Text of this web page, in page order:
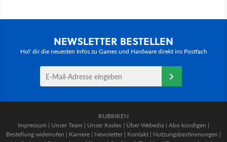
NEWSLETTER BESTELLEN
Hol' dir die neuesten Infos zu Games und Hardware direkt ins Postfach
RUBRIKEN
Impressum | Unser Team | Unser Kodex | Über Webedia | Abo kündigen |
Bestellung widerrufen | Karriere | Newsletter | Kontakt | Nutzungsbestimmungen |